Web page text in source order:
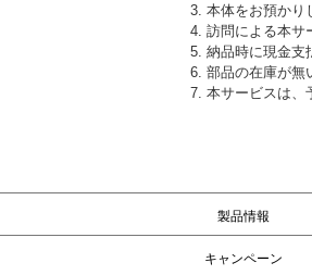
本体をお預かり
訪問による本サ
納品時に現金支
部品の在庫が無
本サービスは、
製品情報
キャンペーン